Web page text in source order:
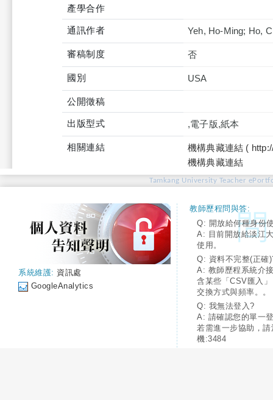
產學合作
通訊作者 Yeh, Ho-Ming; Ho,
審稿制度 否
國別 USA
公開徵稿
出版型式 ,電子版,紙本
相關連結
機構典藏連結 (
機構典藏連結
Tamkang University Teacher
系統維護: 資訊處
GoogleAnalytics
教師歷程問與答:
Q: 開放給何種身份
A: 目前開放給淡江
使用。
Q: 資料不完整(正確
A: 教師歷程系統介
含某些「CSV匯入
交換方式與頻率。。
Q: 我無法登入?
A: 請確認您的單一
若需進一步協助，
機:3484